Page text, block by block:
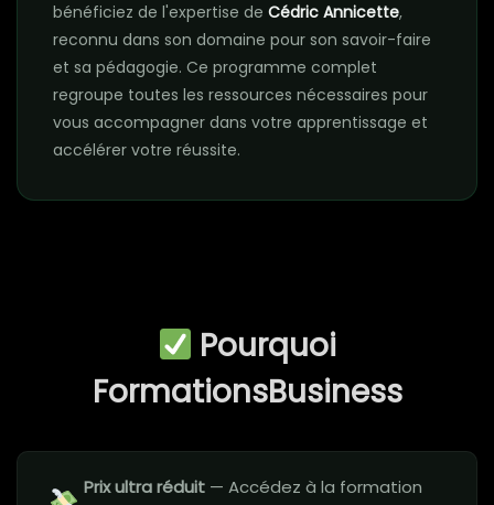
bénéficiez de l'expertise de Cédric Annicette,
reconnu dans son domaine pour son savoir-faire
et sa pédagogie. Ce programme complet
regroupe toutes les ressources nécessaires pour
vous accompagner dans votre apprentissage et
accélérer votre réussite.
Pourquoi
FormationsBusiness
Prix ultra réduit — Accédez à la formation